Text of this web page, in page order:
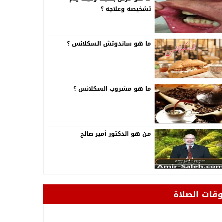
تشخيصه وعلاجه ؟
ما هو ساندوتش السكلانس ؟
ما هو مشروب السكلانس ؟
من هو الدكتور أمير صالح
الصلاة